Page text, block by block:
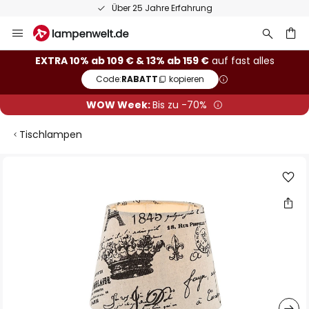
Über 25 Jahre Erfahrung
Inhalt
springen
EXTRA 10% ab 109 € & 13% ab 159 €auf fast alles
Code:RABATT kopieren
WOW Week:Bis zu -70%
Tischlampen